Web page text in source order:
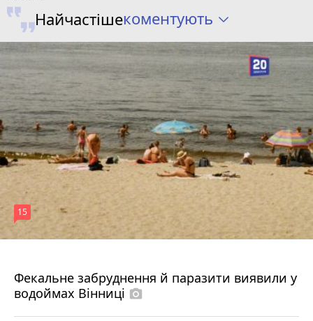
Найчастішекоментують
Фекальне забруднення й паразити виявили у
водоймах Вінниці photo_camera
15